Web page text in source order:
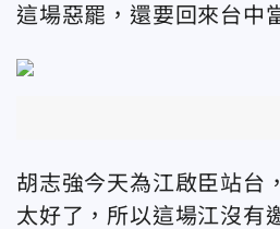
這場惡罷，還要回來台中
胡志強今天為江啟臣站台
太好了，所以這場江沒有